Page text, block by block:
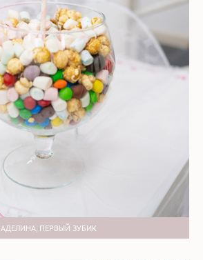
АДЕЛИНА, ПЕРВЫЙ ЗУБИК